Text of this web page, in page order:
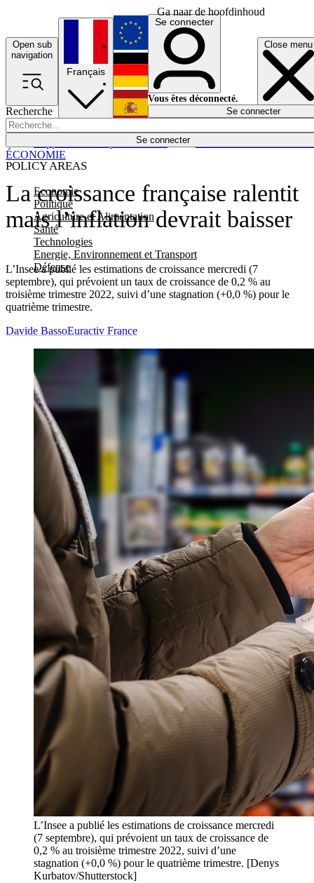
Ga naar de hoofdinhoud
Open sub
navigation
Close menu
Recherche
Se connecter
POLICY AREAS
Economie
Politique
Agriculture et Alimentation
Santé
Technologies
Energie, Environnement et Transport
Défense
Économie
Français
English
Deutsch
Español
Se connecter
Vous êtes déconnecté.
Se connecter
La croissance française ralentit
mais l’inflation devrait baisser
L’Insee a publié les estimations de croissance mercredi (7
septembre), qui prévoient un taux de croissance de 0,2 % au
troisième trimestre 2022, suivi d’une stagnation (+0,0 %) pour le
quatrième trimestre.
ÉCONOMIE
Davide BassoEuractiv France
L’Insee a publié les estimations de croissance mercredi
(7 septembre), qui prévoient un taux de croissance de
0,2 % au troisième trimestre 2022, suivi d’une
stagnation (+0,0 %) pour le quatrième trimestre. [Denys
Kurbatov/Shutterstock]